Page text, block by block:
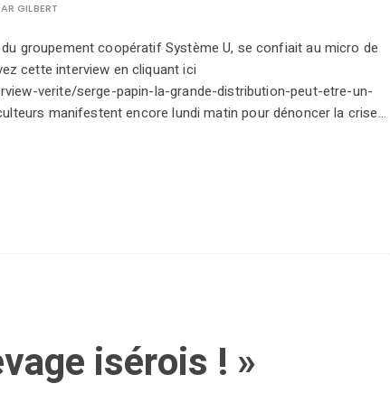
GILBERT
groupement coopératif Système U, se confiait au micro de
cette interview en cliquant ici
verite/serge-papin-la-grande-distribution-peut-etre-un-
manifestent encore lundi matin pour dénoncer la crise…
isérois ! »